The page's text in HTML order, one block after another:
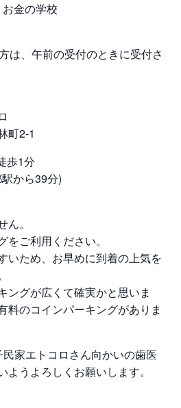
金の学校
は、午前の受付のときに受付さ
町2-1
歩1分
から39分)
。
ご利用ください。
いため、お早めに到着の上気を
ングが広くて確実かと思いま
料のコインパーキングがありま
家エトコロさん向かいの歯医
うよろしくお願いします。